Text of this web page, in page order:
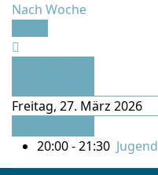
Nach Woche
Freitag, 27. März 2026
20:00 - 21:30 Jugend